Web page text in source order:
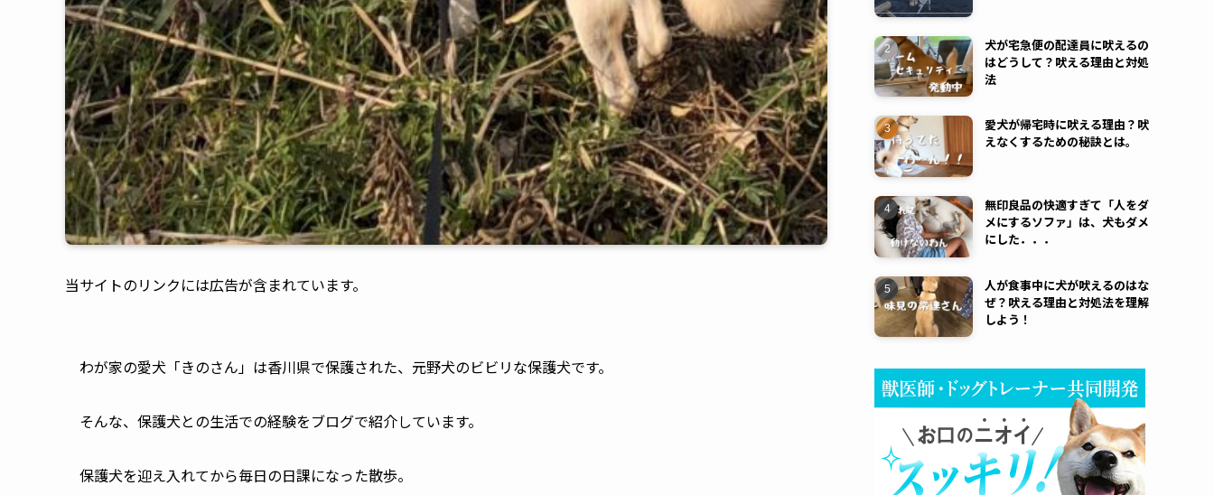
当サイトのリンクには広告が含まれています。
わが家の愛犬「きのさん」は香川県で保護された、元野犬のビビリな保護犬です。
そんな、保護犬との生活での経験をブログで紹介しています。
保護犬を迎え入れてから毎日の日課になった散歩。
犬が宅急便の配達員に吠えるの
はどうして？吠える理由と対処
法
愛犬が帰宅時に吠える理由？吠
えなくするための秘訣とは。
無印良品の快適すぎて「人をダ
メにするソファ」は、犬もダメ
にした．．．
人が食事中に犬が吠えるのはな
ぜ？吠える理由と対処法を理解
しよう！